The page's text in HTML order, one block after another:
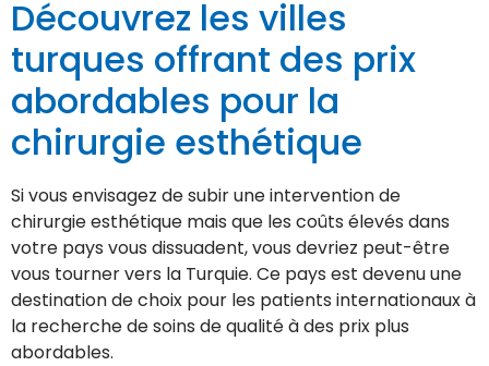
Découvrez les villes
turques offrant des prix
abordables pour la
chirurgie esthétique
Si vous envisagez de subir une intervention de
chirurgie esthétique mais que les coûts élevés dans
votre pays vous dissuadent, vous devriez peut-être
vous tourner vers la Turquie. Ce pays est devenu une
destination de choix pour les patients internationaux à
la recherche de soins de qualité à des prix plus
abordables.